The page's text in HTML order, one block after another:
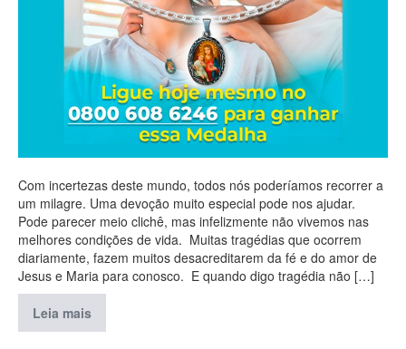
Com incertezas deste mundo, todos nós poderíamos recorrer a
um milagre. Uma devoção muito especial pode nos ajudar.
Pode parecer meio clichê, mas infelizmente não vivemos nas
melhores condições de vida. Muitas tragédias que ocorrem
diariamente, fazem muitos desacreditarem da fé e do amor de
Jesus e Maria para conosco. E quando digo tragédia não […]
Leia mais